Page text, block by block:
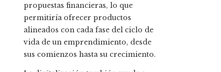
propuestas financieras, lo que
permitiría ofrecer productos
alineados con cada fase del ciclo de
vida de un emprendimiento, desde
sus comienzos hasta su crecimiento.